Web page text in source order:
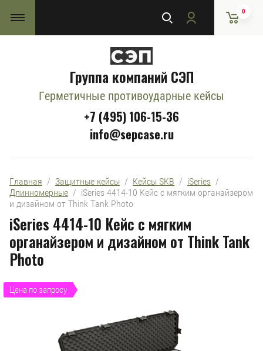
0
Группа компаний СЭП
Герметичные противоударные кейсы
+7 (495) 106-15-36
info@sepcase.ru
Главная
  /
Защитные кейсы
  /
Кейсы SKB
  /
iSeries
Длинномерные
  /  iSeries 4414-10 Кейс с мягким органайзером
и дизайном от Think Tank Photo
iSeries 4414-10 Кейс с мягким
органайзером и дизайном от Think Tank
Photo
Цена по запросу